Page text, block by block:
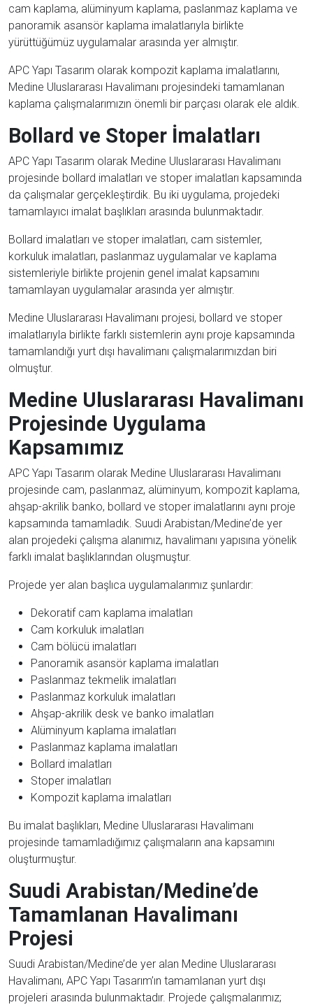
cam kaplama, alüminyum kaplama, paslanmaz kaplama ve
panoramik asansör kaplama imalatlarıyla birlikte
yürüttüğümüz uygulamalar arasında yer almıştır.
APC Yapı Tasarım olarak kompozit kaplama imalatlarını,
Medine Uluslararası Havalimanı projesindeki tamamlanan
kaplama çalışmalarımızın önemli bir parçası olarak ele aldık.
Bollard ve Stoper İmalatları
APC Yapı Tasarım olarak Medine Uluslararası Havalimanı
projesinde bollard imalatları ve stoper imalatları kapsamında
da çalışmalar gerçekleştirdik. Bu iki uygulama, projedeki
tamamlayıcı imalat başlıkları arasında bulunmaktadır.
Bollard imalatları ve stoper imalatları, cam sistemler,
korkuluk imalatları, paslanmaz uygulamalar ve kaplama
sistemleriyle birlikte projenin genel imalat kapsamını
tamamlayan uygulamalar arasında yer almıştır.
Medine Uluslararası Havalimanı projesi, bollard ve stoper
imalatlarıyla birlikte farklı sistemlerin aynı proje kapsamında
tamamlandığı yurt dışı havalimanı çalışmalarımızdan biri
olmuştur.
Medine Uluslararası Havalimanı
Projesinde Uygulama
Kapsamımız
APC Yapı Tasarım olarak Medine Uluslararası Havalimanı
projesinde cam, paslanmaz, alüminyum, kompozit kaplama,
ahşap-akrilik banko, bollard ve stoper imalatlarını aynı proje
kapsamında tamamladık. Suudi Arabistan/Medine’de yer
alan projedeki çalışma alanımız, havalimanı yapısına yönelik
farklı imalat başlıklarından oluşmuştur.
Projede yer alan başlıca uygulamalarımız şunlardır:
Dekoratif cam kaplama imalatları
Cam korkuluk imalatları
Cam bölücü imalatları
Panoramik asansör kaplama imalatları
Paslanmaz tekmelik imalatları
Paslanmaz korkuluk imalatları
Ahşap-akrilik desk ve banko imalatları
Alüminyum kaplama imalatları
Paslanmaz kaplama imalatları
Bollard imalatları
Stoper imalatları
Kompozit kaplama imalatları
Bu imalat başlıkları, Medine Uluslararası Havalimanı
projesinde tamamladığımız çalışmaların ana kapsamını
oluşturmuştur.
Suudi Arabistan/Medine’de
Tamamlanan Havalimanı
Projesi
Suudi Arabistan/Medine’de yer alan Medine Uluslararası
Havalimanı, APC Yapı Tasarım’ın tamamlanan yurt dışı
projeleri arasında bulunmaktadır. Projede çalışmalarımız;